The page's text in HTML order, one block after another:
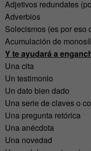
Adjetivos redundates
Adverbios
Solecismos (es por
Acumulación de
Y te ayudará a
Una cita
Un testimonio
Un dato bien dado
Una serie de claves o
Una pregunta retórica
Una anécdota
Una novedad